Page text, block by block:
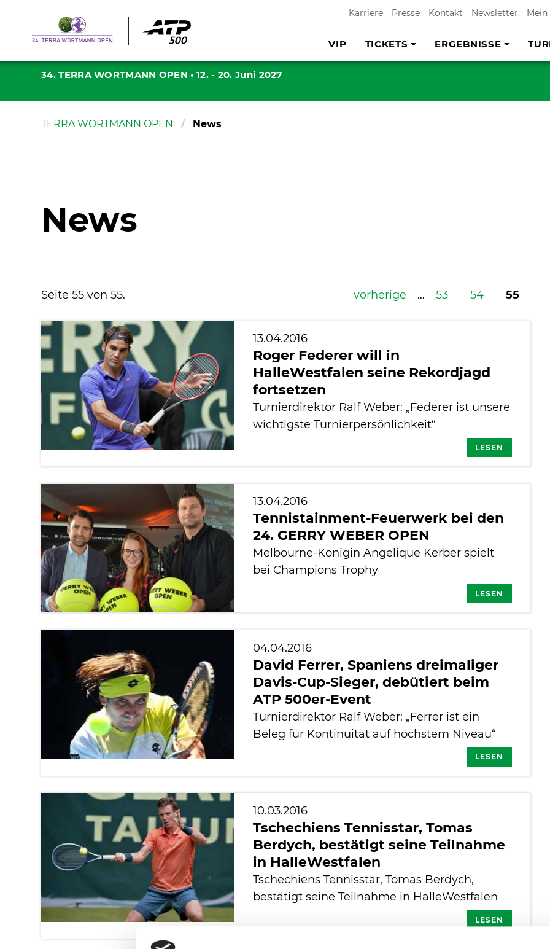
Karriere Presse Kontakt Newsletter
VIP TICKETS ERGEBNISSE
34. TERRA WORTMANN OPEN• 12. - 20. Juni 2027
TERRA WORTMANN OPEN News
News
Seite 55 von 55. vorherige … 53 54 55
13.04.2016
Roger Federer will in
HalleWestfalen seine Rekordjagd
fortsetzen
Turnierdirektor Ralf Weber: „Federer ist unsere
wichtigste Turnierpersönlichkeit“
LESEN
13.04.2016
Tennistainment-Feuerwerk bei den
24. GERRY WEBER OPEN
Melbourne-Königin Angelique Kerber spielt
bei Champions Trophy
LESEN
04.04.2016
David Ferrer, Spaniens dreimaliger
Davis-Cup-Sieger, debütiert beim
ATP 500er-Event
Turnierdirektor Ralf Weber: „Ferrer ist ein
Beleg für Kontinuität auf höchstem Niveau“
LESEN
10.03.2016
Tschechiens Tennisstar, Tomas
Berdych, bestätigt seine Teilnahme
in HalleWestfalen
Tschechiens Tennisstar, Tomas Berdych,
bestätigt seine Teilnahme in HalleWestfalen
LESEN